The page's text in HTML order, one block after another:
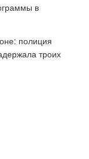
в
полиция
троих